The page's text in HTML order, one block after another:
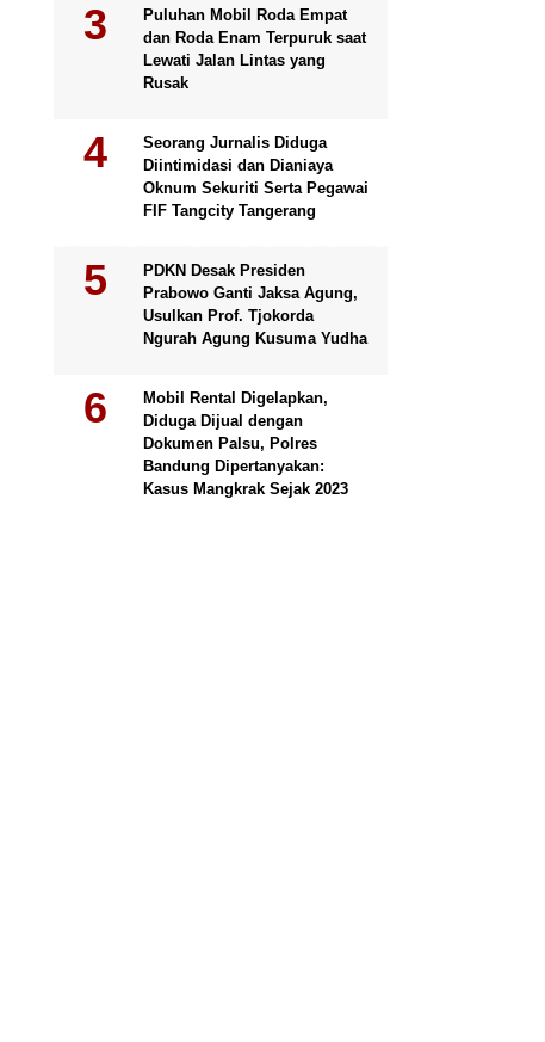
Puluhan Mobil Roda Empat
dan Roda Enam Terpuruk saat
Lewati Jalan Lintas yang
Rusak
Seorang Jurnalis Diduga
Diintimidasi dan Dianiaya
Oknum Sekuriti Serta Pegawai
FIF Tangcity Tangerang
PDKN Desak Presiden
Prabowo Ganti Jaksa Agung,
Usulkan Prof. Tjokorda
Ngurah Agung Kusuma Yudha
Mobil Rental Digelapkan,
Diduga Dijual dengan
Dokumen Palsu, Polres
Bandung Dipertanyakan:
Kasus Mangkrak Sejak 2023